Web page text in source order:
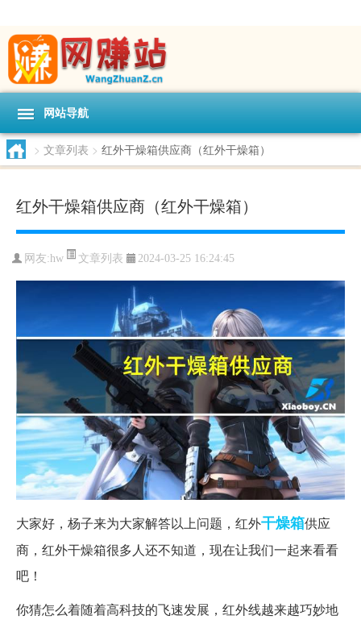
网站导航
> 文章列表 > 红外干燥箱供应商（红外干燥箱）
红外干燥箱供应商（红外干燥箱）
网友:hw 文章列表 2024-03-25 16:24:45
大家好，杨子来为大家解答以上问题，红外干燥箱供应
商，红外干燥箱很多人还不知道，现在让我们一起来看看
吧！
你猜怎么着随着高科技的飞速发展，红外线越来越巧妙地